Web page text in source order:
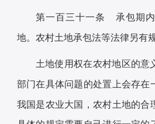
第一百三十一条 承包期
地。农村土地承包法等法律另有
土地使用权在农村地区的意
部门在具体问题的处置上会存在
我国是农业大国，农村土地的合